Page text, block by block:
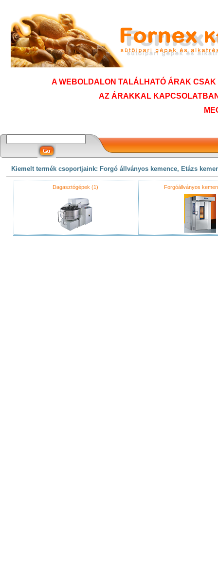
A WEBOLDALON TALÁLHATÓ ÁRAK
AZ ÁRAKKAL
Kiemelt termék csoportjaink: Forgó állványos kemence, Etázs
Dagasztógépek (1) Forgóállványos